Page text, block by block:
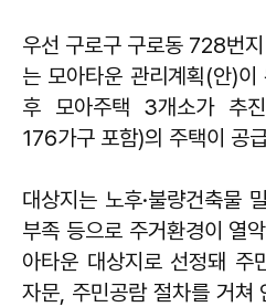
우선 구로구 구로동 728번
는 모아타운 관리계획(안)
후 모아주택 3개소가 추
176가구 포함)의 주택이 공
대상지는 노후·불량건축물
부족 등으로 주거환경이 열
아타운 대상지로 선정돼 주
자문, 주민공람 절차를 거쳐